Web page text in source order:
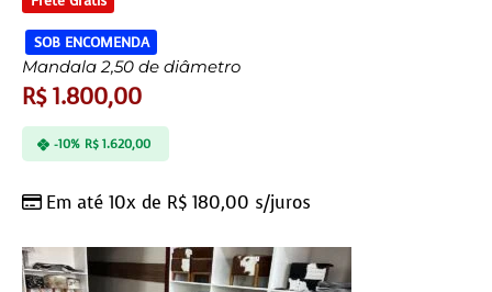
SOB ENCOMENDA
Mandala 2,50 de diâmetro
R$1.800,00
Em até 10x de R$ 180,00 s/juros
-10% R$1.620,00